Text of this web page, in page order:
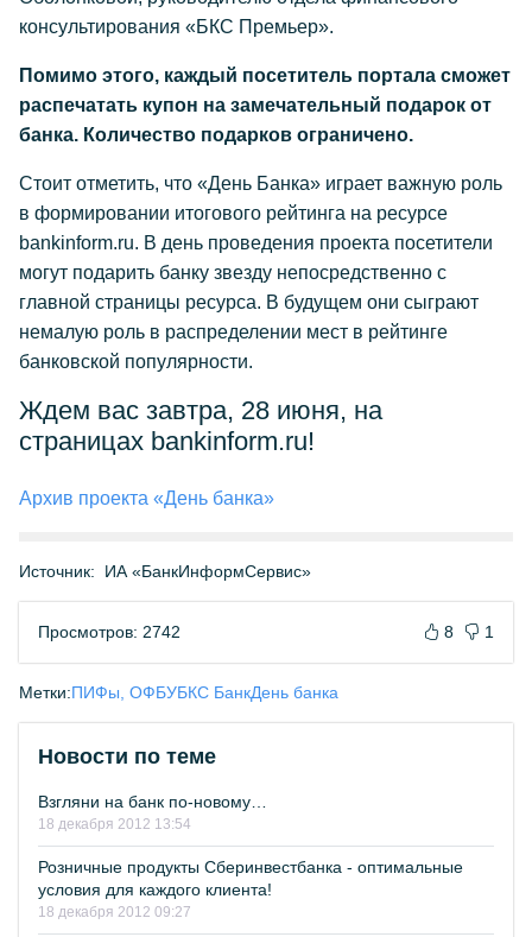
консультирования «БКС Премьер».
Помимо этого, каждый посетитель портала сможет
распечатать купон на замечательный подарок от
банка. Количество подарков ограничено.
Стоит отметить, что «День Банка» играет важную роль
в формировании итогового рейтинга на ресурсе
bankinform.ru. В день проведения проекта посетители
могут подарить банку звезду непосредственно с
главной страницы ресурса. В будущем они сыграют
немалую роль в распределении мест в рейтинге
банковской популярности.
Ждем вас завтра, 28 июня, на
страницах bankinform.ru!
Архив проекта «День банка»
Источник: ИА «БанкИнформСервис»
Просмотров: 2742 8 1
Метки:ПИФы, ОФБУБКС БанкДень банка
Новости по теме
Взгляни на банк по-новому…
18 декабря 2012 13:54
Розничные продукты Сберинвестбанка - оптимальные
условия для каждого клиента!
18 декабря 2012 09:27